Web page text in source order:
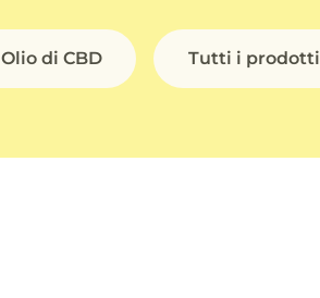
Olio di CBD Tutti i prodotti